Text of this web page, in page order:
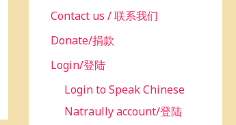
Contact us / 联系我们
Donate/捐款
Login/登陆
Login to Speak Chinese
Natraully account/登陆